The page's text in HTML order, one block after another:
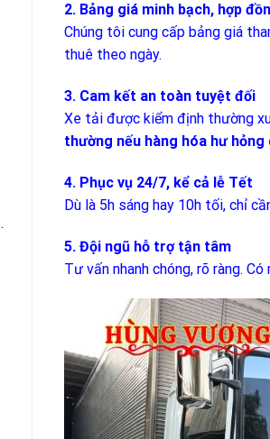
.
2. Bảng giá minh bạch, hợp
Chúng tôi cung cấp bảng giá
thuê theo ngày.
3. Cam kết an toàn tuyệt đối
Xe tải được kiểm định thường
thường nếu hàng hóa hư hỏng
4. Phục vụ 24/7, kể cả lễ Tết
Dù là 5h sáng hay 10h tối, chỉ
5. Đội ngũ hỗ trợ tận tâm
Tư vấn nhanh chóng, rõ ràng.